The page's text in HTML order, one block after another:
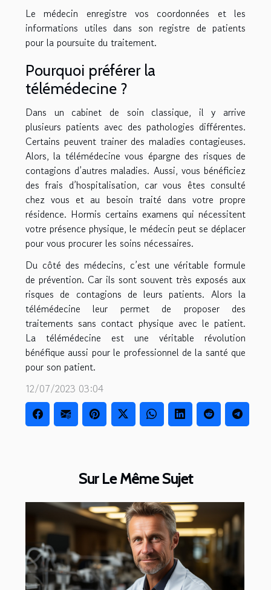
Le médecin enregistre vos coordonnées et les
informations utiles dans son registre de patients
pour la poursuite du traitement.
Pourquoi préférer la
télémédecine ?
Dans un cabinet de soin classique, il y arrive
plusieurs patients avec des pathologies différentes.
Certains peuvent trainer des maladies contagieuses.
Alors, la télémédecine vous épargne des risques de
contagions d’autres maladies. Aussi, vous bénéficiez
des frais d’hospitalisation, car vous êtes consulté
chez vous et au besoin traité dans votre propre
résidence. Hormis certains examens qui nécessitent
votre présence physique, le médecin peut se déplacer
pour vous procurer les soins nécessaires.
Du côté des médecins, c’est une véritable formule
de prévention. Car ils sont souvent très exposés aux
risques de contagions de leurs patients. Alors la
télémédecine leur permet de proposer des
traitements sans contact physique avec le patient.
La télémédecine est une véritable révolution
bénéfique aussi pour le professionnel de la santé que
pour son patient.
12/07/2023 03:04
Sur Le Même Sujet